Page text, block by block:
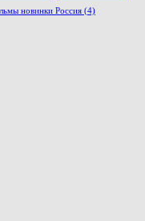
новинки Россия (4)